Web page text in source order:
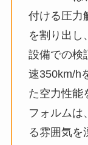
付ける圧力
を割り出し
設備での検
速350km/h
た空力性能
フォルムは
る雰囲気を